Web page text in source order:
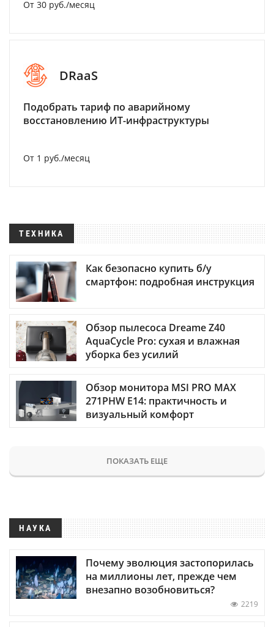
От 30 руб./месяц
DRaaS
Подобрать тариф по аварийному
восстановлению ИТ-инфраструктуры
От 1 руб./месяц
ТЕХНИКА
Как безопасно купить б/у
смартфон: подробная инструкция
Обзор пылесоса Dreame Z40
AquaCycle Pro: сухая и влажная
уборка без усилий
Обзор монитора MSI PRO MAX
271PHW E14: практичность и
визуальный комфорт
ПОКАЗАТЬ ЕЩЕ
НАУКА
Почему эволюция застопорилась
на миллионы лет, прежде чем
внезапно возобновиться?
2219